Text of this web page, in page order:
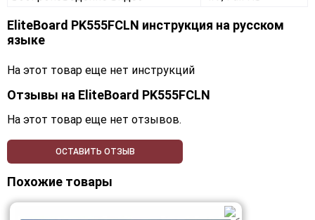
EliteBoard PK555FCLN инструкция на русском
языке
На этот товар еще нет инструкций
Отзывы на EliteBoard PK555FCLN
На этот товар еще нет отзывов.
ОСТАВИТЬ ОТЗЫВ
Похожие товары